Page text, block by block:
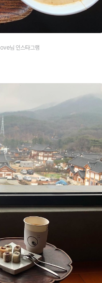
님 인스타그램